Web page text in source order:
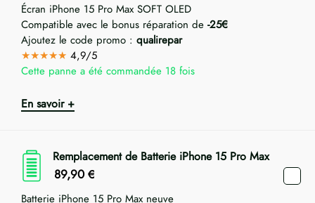
Écran iPhone 15 Pro Max SOFT OLED
Compatible avec le bonus réparation de -25€
Ajoutez le code promo : qualirepar
★★★★★ 4,9/5
Cette panne a été commandée 18 fois
En savoir +
Remplacement de Batterie iPhone 15 Pro Max
89,90 €
Batterie iPhone 15 Pro Max neuve